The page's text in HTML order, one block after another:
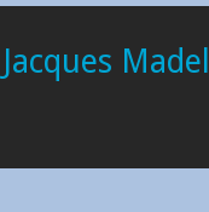
Jacques